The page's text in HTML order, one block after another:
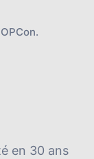
en 30 ans